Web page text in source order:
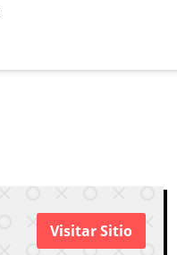
Visitar Sitio